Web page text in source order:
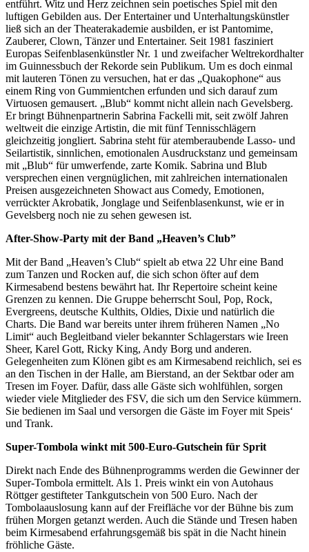
entführt. Witz und Herz zeichnen sein poetisches Spiel mit den
luftigen Gebilden aus. Der Entertainer und Unterhaltungskünstler
ließ sich an der Theaterakademie ausbilden, er ist Pantomime,
Zauberer, Clown, Tänzer und Entertainer. Seit 1981 fasziniert
Europas Seifenblasenkünstler Nr. 1 und zweifacher Weltrekordhalter
im Guinnessbuch der Rekorde sein Publikum. Um es doch einmal
mit lauteren Tönen zu versuchen, hat er das „Quakophone“ aus
einem Ring von Gummientchen erfunden und sich darauf zum
Virtuosen gemausert. „Blub“ kommt nicht allein nach Gevelsberg.
Er bringt Bühnenpartnerin Sabrina Fackelli mit, seit zwölf Jahren
weltweit die einzige Artistin, die mit fünf Tennisschlägern
gleichzeitig jongliert. Sabrina steht für atemberaubende Lasso- und
Seilartistik, sinnlichen, emotionalen Ausdruckstanz und gemeinsam
mit „Blub“ für umwerfende, zarte Komik. Sabrina und Blub
versprechen einen vergnüglichen, mit zahlreichen internationalen
Preisen ausgezeichneten Showact aus Comedy, Emotionen,
verrückter Akrobatik, Jonglage und Seifenblasenkunst, wie er in
Gevelsberg noch nie zu sehen gewesen ist.
After-Show-Party mit der Band „Heaven’s Club”
Mit der Band „Heaven’s Club“ spielt ab etwa 22 Uhr eine Band
zum Tanzen und Rocken auf, die sich schon öfter auf dem
Kirmesabend bestens bewährt hat. Ihr Repertoire scheint keine
Grenzen zu kennen. Die Gruppe beherrscht Soul, Pop, Rock,
Evergreens, deutsche Kulthits, Oldies, Dixie und natürlich die
Charts. Die Band war bereits unter ihrem früheren Namen „No
Limit“ auch Begleitband vieler bekannter Schlagerstars wie Ireen
Sheer, Karel Gott, Ricky King, Andy Borg und anderen.
Gelegenheiten zum Klönen gibt es am Kirmesabend reichlich, sei es
an den Tischen in der Halle, am Bierstand, an der Sektbar oder am
Tresen im Foyer. Dafür, dass alle Gäste sich wohlfühlen, sorgen
wieder viele Mitglieder des FSV, die sich um den Service kümmern.
Sie bedienen im Saal und versorgen die Gäste im Foyer mit Speis‘
und Trank.
Super-Tombola winkt mit 500-Euro-Gutschein für Sprit
Direkt nach Ende des Bühnenprogramms werden die Gewinner der
Super-Tombola ermittelt. Als 1. Preis winkt ein von Autohaus
Röttger gestifteter Tankgutschein von 500 Euro. Nach der
Tombolaauslosung kann auf der Freifläche vor der Bühne bis zum
frühen Morgen getanzt werden. Auch die Stände und Tresen haben
beim Kirmesabend erfahrungsgemäß bis spät in die Nacht hinein
fröhliche Gäste.